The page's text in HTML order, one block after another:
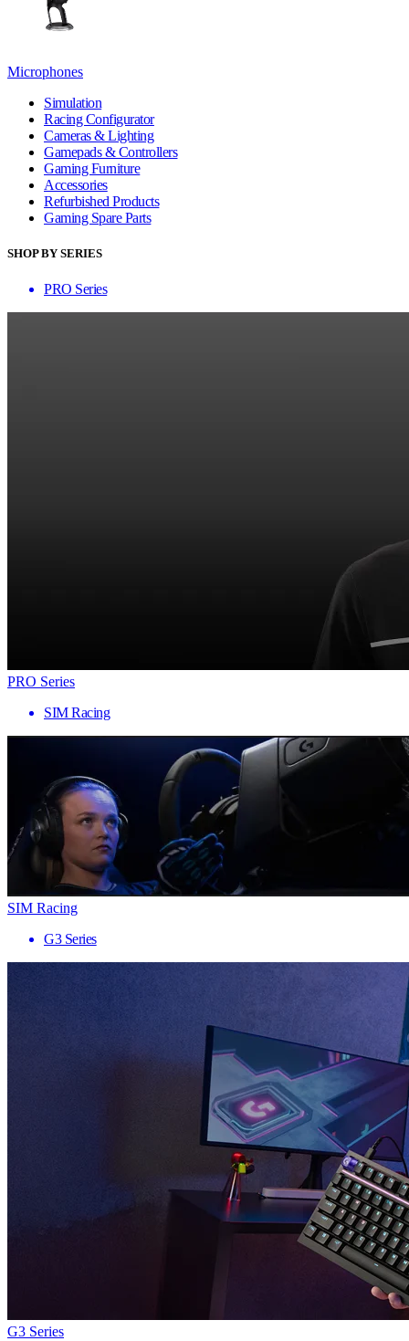
Microphones
Simulation
Racing Configurator
Cameras & Lighting
Gamepads & Controllers
Gaming Furniture
Accessories
Refurbished Products
Gaming Spare Parts
SHOP BY SERIES
PRO Series
PRO Series
SIM Racing
SIM Racing
G3 Series
G3 Series